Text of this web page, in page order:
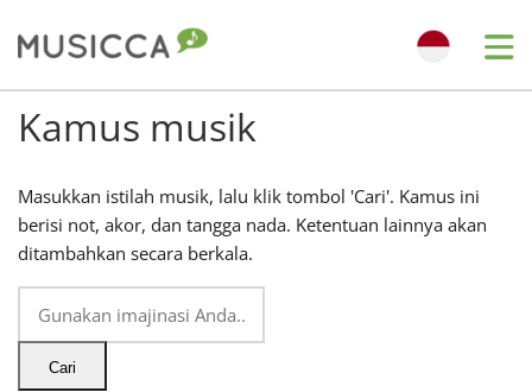
Bahasa Indonesia
Български
Kamus musik
Masukkan istilah musik, lalu klik tombol 'Cari'. Kamus ini
berisi not, akor, dan tangga nada. Ketentuan lainnya akan
ditambahkan secara berkala.
Cari